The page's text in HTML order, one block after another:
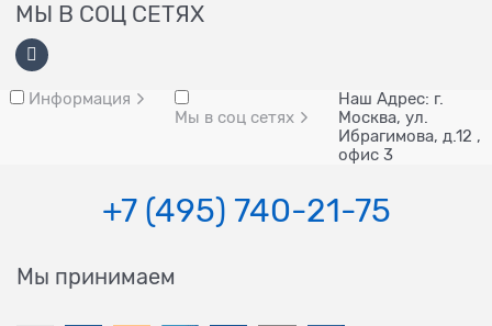
МЫ В СОЦ СЕТЯХ
Информация
Мы в соц сетях
Наш Адрес: г.
Москва, ул.
Ибрагимова, д.12 ,
офис 3
+7 (495) 740-21-75
Мы принимаем